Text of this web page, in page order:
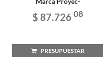
$ 87.726 08
PRESUPUESTAR